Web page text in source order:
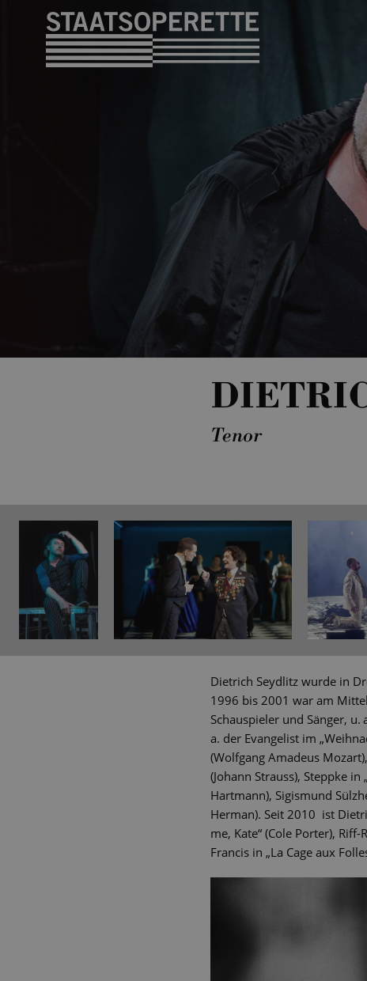
Tenor
Dietrich Seydlitz wurde in
1996 bis 2001 war am
Schauspieler und Sänger,
a. der Evangelist im
(Wolfgang Amadeus
(Johann Strauss), Steppke
Hartmann), Sigismund
Herman). Seit 2010 ist
me, Kate“ (Cole Porter),
Francis in „La Cage aux